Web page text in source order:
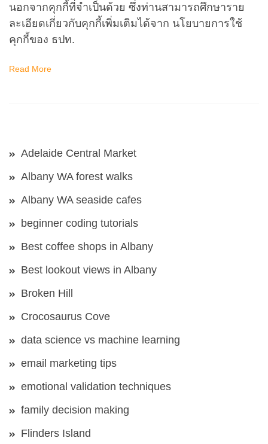
นอกจากคุกกี้ที่จำเป็นด้วย ซึ่งท่านสามารถศึกษาราย
ละเอียดเกี่ยวกับคุกกี้เพิ่มเติมได้จาก นโยบายการใช้
คุกกี้ของ ธปท.
Read More
Adelaide Central Market
Albany WA forest walks
Albany WA seaside cafes
beginner coding tutorials
Best coffee shops in Albany
Best lookout views in Albany
Broken Hill
Crocosaurus Cove
data science vs machine learning
email marketing tips
emotional validation techniques
family decision making
Flinders Island